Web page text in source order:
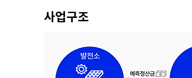
사업구조